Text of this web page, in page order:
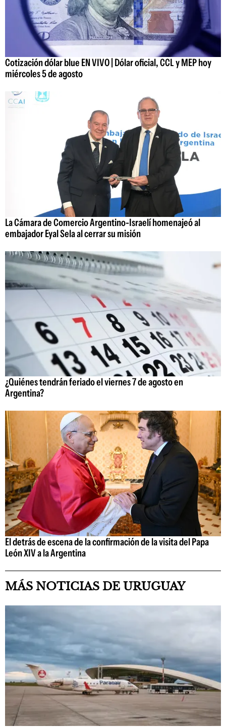
Cotización dólar blue EN VIVO | Dólar oficial, CCL y MEP hoy
miércoles 5 de agosto
La Cámara de Comercio Argentino-Israelí homenajeó al
embajador Eyal Sela al cerrar su misión
¿Quiénes tendrán feriado el viernes 7 de agosto en
Argentina?
El detrás de escena de la confirmación de la visita del Papa
León XIV a la Argentina
MÁS NOTICIAS DE URUGUAY